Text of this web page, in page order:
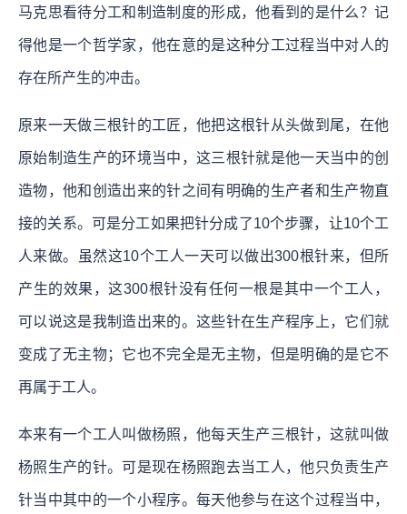
马克思看待分工和制造制度的形成，他看到的是什么？记
得他是一个哲学家，他在意的是这种分工过程当中对人的
存在所产生的冲击。
原来一天做三根针的工匠，他把这根针从头做到尾，在他
原始制造生产的环境当中，这三根针就是他一天当中的创
造物，他和创造出来的针之间有明确的生产者和生产物直
接的关系。可是分工如果把针分成了10个步骤，让10个工
人来做。虽然这10个工人一天可以做出300根针来，但所
产生的效果，这300根针没有任何一根是其中一个工人，
可以说这是我制造出来的。这些针在生产程序上，它们就
变成了无主物；它也不完全是无主物，但是明确的是它不
再属于工人。
本来有一个工人叫做杨照，他每天生产三根针，这就叫做
杨照生产的针。可是现在杨照跑去当工人，他只负责生产
针当中其中的一个小程序。每天他参与在这个过程当中，